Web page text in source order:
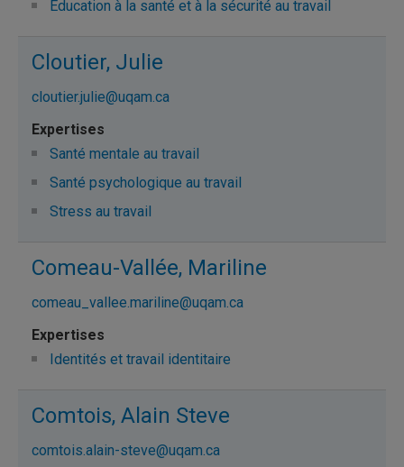
Éducation à la santé et à la sécurité au travail
Cloutier, Julie
cloutier.julie@uqam.ca
Santé mentale au travail
Santé psychologique au travail
Stress au travail
Comeau-Vallée, Mariline
comeau_vallee.mariline@uqam.ca
Identités et travail identitaire
Comtois, Alain Steve
comtois.alain-steve@uqam.ca